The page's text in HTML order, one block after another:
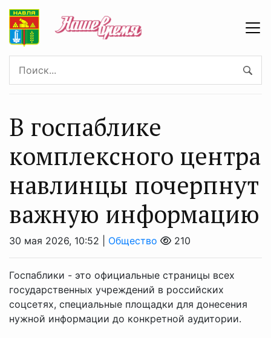
В госпаблике
комплексного центра
навлинцы почерпнут
важную информацию
30 мая 2026, 10:52 | Общество 210
Госпаблики - это официальные страницы всех
государственных учреждений в российских
соцсетях, специальные площадки для донесения
нужной информации до конкретной аудитории.